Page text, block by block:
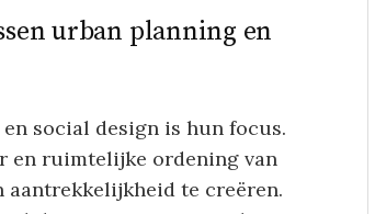
urban planning en
social design is hun focus.
en ruimtelijke ordening van
te creëren.